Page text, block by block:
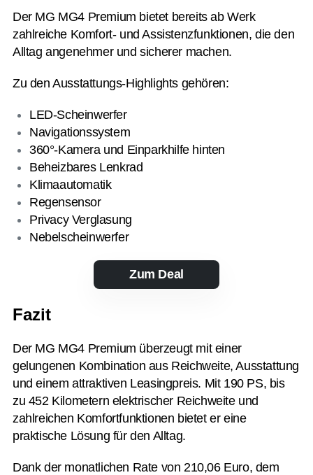
Der MG MG4 Premium bietet bereits ab Werk
zahlreiche Komfort- und Assistenzfunktionen, die den
Alltag angenehmer und sicherer machen.
Zu den Ausstattungs-Highlights gehören:
LED-Scheinwerfer
Navigationssystem
360°-Kamera und Einparkhilfe hinten
Beheizbares Lenkrad
Klimaautomatik
Regensensor
Privacy Verglasung
Nebelscheinwerfer
Zum Deal
Fazit
Der MG MG4 Premium überzeugt mit einer
gelungenen Kombination aus Reichweite, Ausstattung
und einem attraktiven Leasingpreis. Mit 190 PS, bis
zu 452 Kilometern elektrischer Reichweite und
zahlreichen Komfortfunktionen bietet er eine
praktische Lösung für den Alltag.
Dank der monatlichen Rate von 210,06 Euro, dem